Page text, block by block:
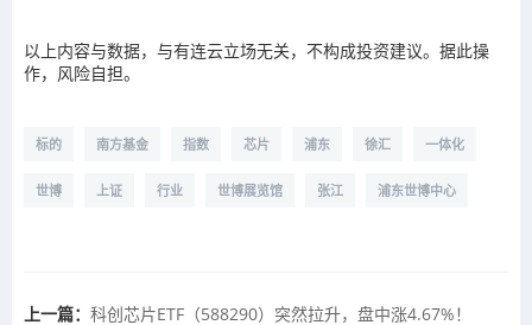
以上内容与数据，与有连云立场无关，不构成投资建议。据此操
作，风险自担。
标的 南方基金 指数 芯片 浦东 徐汇 一体化
世博 上证 行业 世博展览馆 张江 浦东世博中心
上一篇： 科创芯片ETF（588290）突然拉升，盘中涨4.67%！